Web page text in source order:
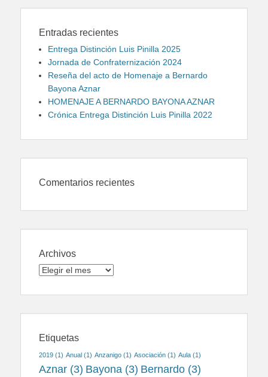
Entradas recientes
Entrega Distinción Luis Pinilla 2025
Jornada de Confraternización 2024
Reseña del acto de Homenaje a Bernardo
Bayona Aznar
HOMENAJE A BERNARDO BAYONA AZNAR
Crónica Entrega Distinción Luis Pinilla 2022
Comentarios recientes
Archivos
Archivos
Etiquetas
2019 (1) Anual (1) Anzanigo (1) Asociación (1) Aula (1)
Aznar (3) Bayona (3) Bernardo (3)